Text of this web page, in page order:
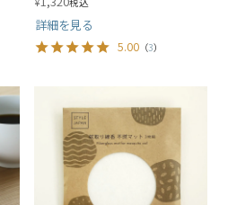
詳細を見る
5.00 （3）